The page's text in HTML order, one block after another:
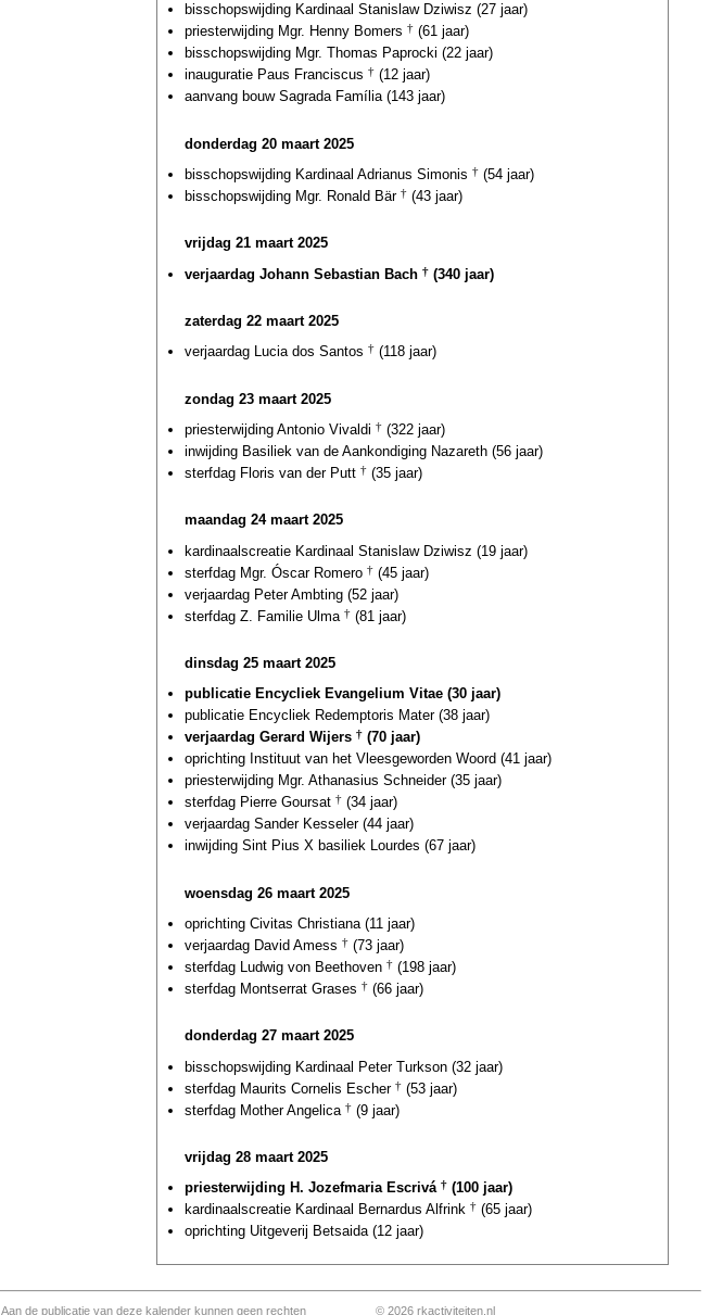
bisschopswijding Kardinaal Stanislaw Dziwisz (27 jaar)
priesterwijding Mgr. Henny Bomers † (61 jaar)
bisschopswijding Mgr. Thomas Paprocki (22 jaar)
inauguratie Paus Franciscus † (12 jaar)
aanvang bouw Sagrada Família (143 jaar)
donderdag 20 maart 2025
bisschopswijding Kardinaal Adrianus Simonis † (54 jaar)
bisschopswijding Mgr. Ronald Bär † (43 jaar)
vrijdag 21 maart 2025
verjaardag Johann Sebastian Bach † (340 jaar)
zaterdag 22 maart 2025
verjaardag Lucia dos Santos † (118 jaar)
zondag 23 maart 2025
priesterwijding Antonio Vivaldi † (322 jaar)
inwijding Basiliek van de Aankondiging Nazareth (56 jaar)
sterfdag Floris van der Putt † (35 jaar)
maandag 24 maart 2025
kardinaalscreatie Kardinaal Stanislaw Dziwisz (19 jaar)
sterfdag Mgr. Óscar Romero † (45 jaar)
verjaardag Peter Ambting (52 jaar)
sterfdag Z. Familie Ulma † (81 jaar)
dinsdag 25 maart 2025
publicatie Encycliek Evangelium Vitae (30 jaar)
publicatie Encycliek Redemptoris Mater (38 jaar)
verjaardag Gerard Wijers † (70 jaar)
oprichting Instituut van het Vleesgeworden Woord (41 jaar)
priesterwijding Mgr. Athanasius Schneider (35 jaar)
sterfdag Pierre Goursat † (34 jaar)
verjaardag Sander Kesseler (44 jaar)
inwijding Sint Pius X basiliek Lourdes (67 jaar)
woensdag 26 maart 2025
oprichting Civitas Christiana (11 jaar)
verjaardag David Amess † (73 jaar)
sterfdag Ludwig von Beethoven † (198 jaar)
sterfdag Montserrat Grases † (66 jaar)
donderdag 27 maart 2025
bisschopswijding Kardinaal Peter Turkson (32 jaar)
sterfdag Maurits Cornelis Escher † (53 jaar)
sterfdag Mother Angelica † (9 jaar)
vrijdag 28 maart 2025
priesterwijding H. Jozefmaria Escrivá † (100 jaar)
kardinaalscreatie Kardinaal Bernardus Alfrink † (65 jaar)
oprichting Uitgeverij Betsaida (12 jaar)
Aan de publicatie van deze kalender kunnen geen rechten © 2026 rkactiviteiten.nl